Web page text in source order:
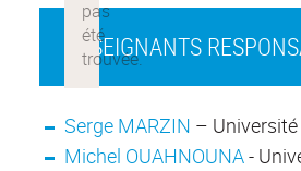
ENSEIGNANTS
Serge MARZIN – Université
Michel OUAHNOUNA-